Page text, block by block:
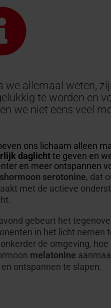
we allemaal weten,
te worden en
we niet eens veel
ons lichaam alleen
daglichtte geven en
en meer ontspannen
serotonine, dat
met de actieve
gebeurt het
in het licht nemen
de omgeving,
melatonine
ontspannen te slapen.